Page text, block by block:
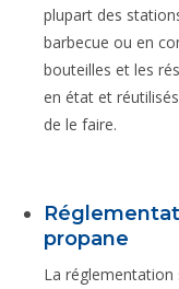
plupart des
barbecue ou en
bouteilles et les
en état et
de le faire.
propane
La réglementation